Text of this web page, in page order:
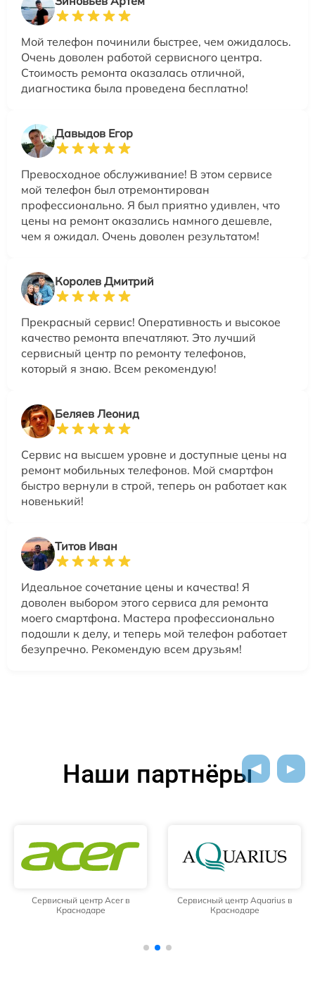
Мой телефон починили быстрее, чем ожидалось.
Очень доволен работой сервисного центра.
Стоимость ремонта оказалась отличной,
диагностика была проведена бесплатно!
Давыдов Егор
Превосходное обслуживание! В этом сервисе
мой телефон был отремонтирован
профессионально. Я был приятно удивлен, что
цены на ремонт оказались намного дешевле,
чем я ожидал. Очень доволен результатом!
Королев Дмитрий
Прекрасный сервис! Оперативность и высокое
качество ремонта впечатляют. Это лучший
сервисный центр по ремонту телефонов,
который я знаю. Всем рекомендую!
Беляев Леонид
Сервис на высшем уровне и доступные цены на
ремонт мобильных телефонов. Мой смартфон
быстро вернули в строй, теперь он работает как
новенький!
Титов Иван
Идеальное сочетание цены и качества! Я
доволен выбором этого сервиса для ремонта
моего смартфона. Мастера профессионально
подошли к делу, и теперь мой телефон работает
безупречно. Рекомендую всем друзьям!
Наши партнёры
Сервисный центр Acer в
Краснодаре
Сервисный центр Aquarius в
Краснодаре